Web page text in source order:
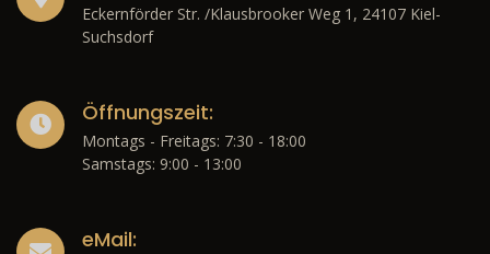
Eckernförder Str. /Klausbrooker Weg 1, 24107 Kiel-
Suchsdorf
Öffnungszeit:
Montags - Freitags: 7:30 - 18:00
Samstags: 9:00 - 13:00
eMail: